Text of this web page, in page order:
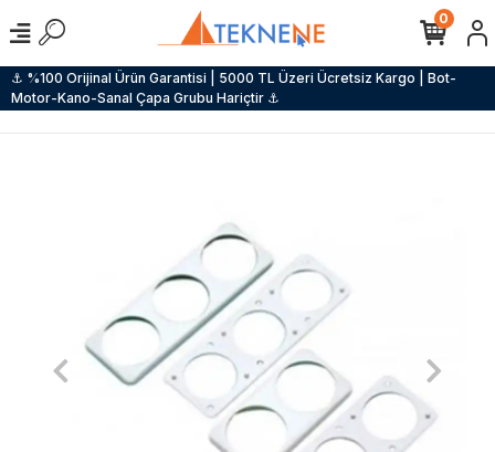
⚓ %100 Orijinal Ürün Garantisi | 5000 TL Üzeri Ücretsiz Kargo | Bot-
Motor-Kano-Sanal Çapa Grubu Hariçtir ⚓
0